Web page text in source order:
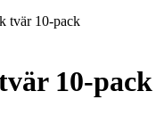
tvär 10-pack
10-pack